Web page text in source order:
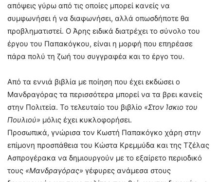
απόψεις γύρω από τις οποίες μπορεί κανείς να
συμφωνήσει ή να διαφωνήσει, αλλά οπωσδήποτε θα
προβληματιστεί. Ο Άρης ειδικά διατρέχει το σύνολο του
έργου του Παπακόγκου, είναι η μορφή που επηρέασε
πάρα πολύ τη ζωή του συγγραφέα και το έργο του.
Από τα εννιά βιβλία με ποίηση που έχει εκδώσει ο
Μανδραγόρας τα περισσότερα μπορεί να τα βρει κανείς
στην Πολιτεία. Το τελευταίο του βιβλίο «Στον Ίσκιο του
Πουλιού» μόλις έχει κυκλοφορήσει.
Προσωπικά, γνώρισα τον Κωστή Παπακόγκο χάρη στην
επίμονη προσπάθεια του Κώστα Κρεμμύδα και της Τζέλας
Ασπρογέρακα να δημιουργούν με το εξαίρετο περιοδικό
τους «Μανδραγόρας» γέφυρες ανάμεσα στους